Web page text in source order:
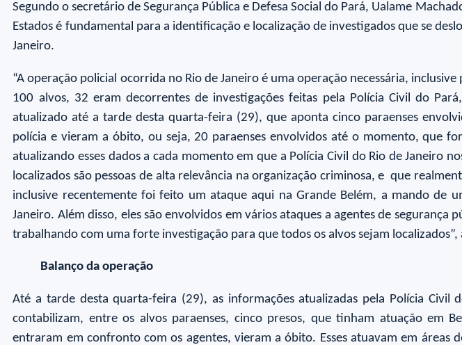
Segundo o secretário de Segurança Pública e Defesa Social do Pará, Ualame
Estados é fundamental para a identificação e localização de investigados que se
Janeiro.
“A operação policial ocorrida no Rio de Janeiro é uma operação necessária,
100 alvos, 32 eram decorrentes de investigações feitas pela Polícia Civil do
atualizado até a tarde desta quarta-feira (29), que aponta cinco paraenses
polícia e vieram a óbito, ou seja, 20 paraenses envolvidos até o momento, que
atualizando esses dados a cada momento em que a Polícia Civil do Rio de Janeiro
localizados são pessoas de alta relevância na organização criminosa, e que
inclusive recentemente foi feito um ataque aqui na Grande Belém, a mando de
Janeiro. Além disso, eles são envolvidos em vários ataques a agentes de
trabalhando com uma forte investigação para que todos os alvos sejam
Balanço da operação
Até a tarde desta quarta-feira (29), as informações atualizadas pela Polícia
contabilizam, entre os alvos paraenses, cinco presos, que tinham atuação em
entraram em confronto com os agentes, vieram a óbito. Esses atuavam em áreas